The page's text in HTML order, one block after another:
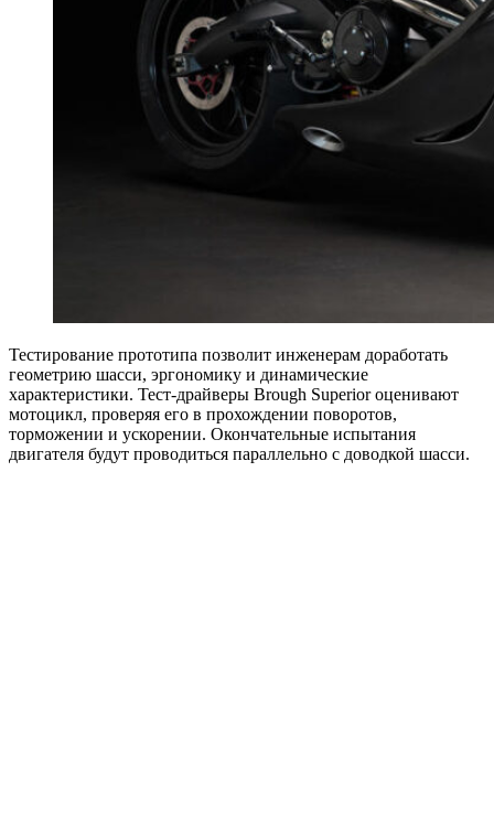
Тестирование прототипа позволит инженерам доработать
геометрию шасси, эргономику и динамические
характеристики. Тест-драйверы Brough Superior оценивают
мотоцикл, проверяя его в прохождении поворотов,
торможении и ускорении. Окончательные испытания
двигателя будут проводиться параллельно с доводкой шасси.